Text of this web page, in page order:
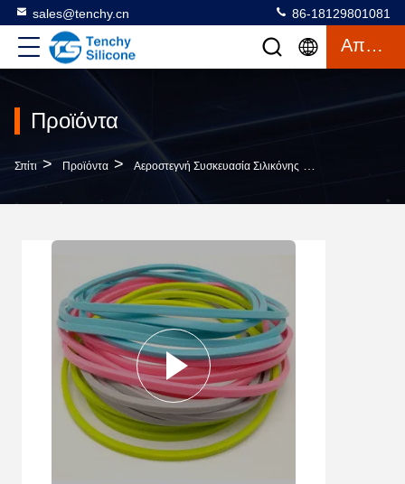
sales@tenchy.cn 86-18129801081
Απόσπασμα
Προϊόντα
Σπίτι > Προϊόντα > Αεροστεγνή Συσκευασία Σιλικόνης >